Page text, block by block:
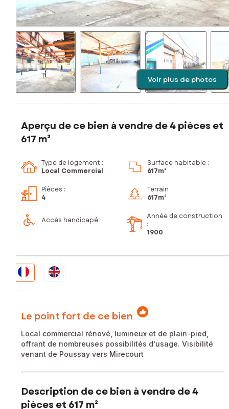
Voir plus de photos
Aperçu de ce bien à vendre de 4 pièces et
617 m²
Type de logement :
Local Commercial
Surface habitable :
617m²
Pièces :
4
Terrain :
617m²
Accès handicapé
Année de construction
:
1900
Le point fort de ce bien
Local commercial rénové, lumineux et de plain-pied,
offrant de nombreuses possibilités d'usage. Visibilité
venant de Poussay vers Mirecourt
Description de ce bien à vendre de 4
pièces et 617 m²